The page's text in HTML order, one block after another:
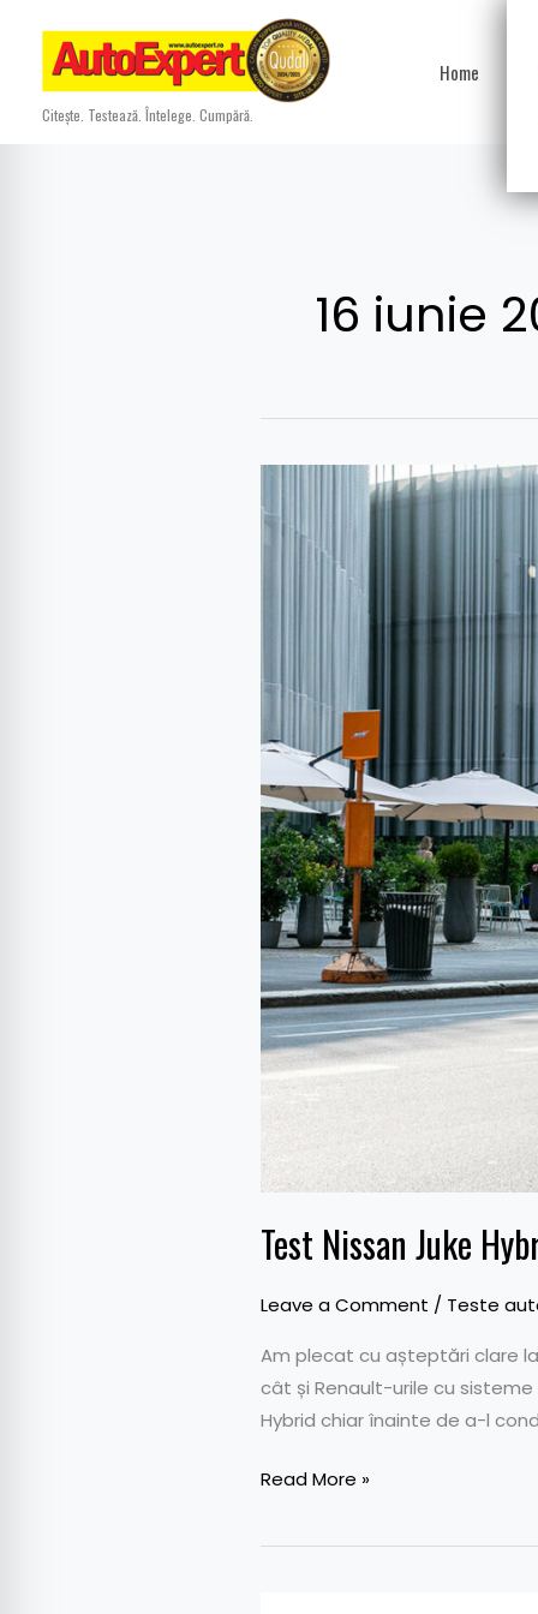
content
Citește. Testează. Întelege. Cumpără.
Home
16 iunie
Test Nissan Juke
Leave a Comment / Teste
Am plecat cu așteptări clare
cât și Renault-urile cu
Hybrid chiar înainte de a-l
Nissan
Read More »